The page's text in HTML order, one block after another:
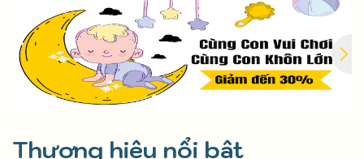
Thương hiệu nổi bật